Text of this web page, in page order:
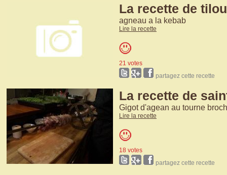
La recette de
agneau a la kebab
Lire la recette
21 votes
partagez cette recette
La recette de
Gigot d'agean au tourne
Lire la recette
18 votes
partagez cette recette